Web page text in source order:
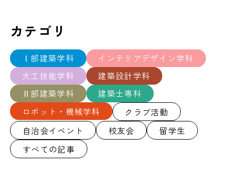
カテゴリ
Ⅰ部建築学科
インテリアデザイン学科
大工技能学科
建築設計学科
Ⅱ部建築学科
建築士専科
ロボット・機械学科
クラブ活動
自治会イベント
校友会
留学生
すべての記事